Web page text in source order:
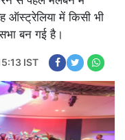
ऑस्ट्रेलिया में किसी भी
बन गई है।
IST